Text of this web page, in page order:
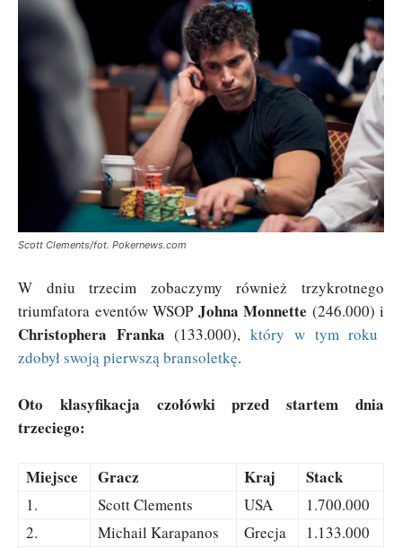
Scott Clements/fot. Pokernews.com
W dniu trzecim zobaczymy również trzykrotnego
triumfatora eventów WSOP Johna Monnette (246.000) i
Christophera Franka (133.000),który w tym roku
zdobył swoją pierwszą bransoletkę.
Oto klasyfikacja czołówki przed startem dnia
trzeciego:
Miejsce Gracz Kraj Stack
1. Scott Clements USA
1.700.000
2.
Michail Karapanos Grecja
1.133.000